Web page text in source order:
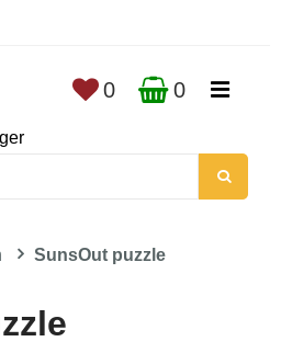
0 0
SunsOut puzzle